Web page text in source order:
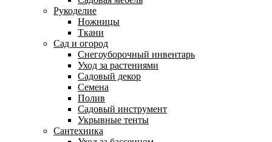
Рукоделие
Ножницы
Ткани
Сад и огород
Снегоуборочный инвентарь
Уход за растениями
Садовый декор
Семена
Полив
Садовый инструмент
Укрывные тенты
Сантехника